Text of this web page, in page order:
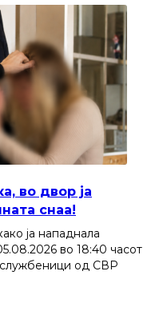
во двор ја
снаа!
ја нападнала
во 18:40 часот
од СВР